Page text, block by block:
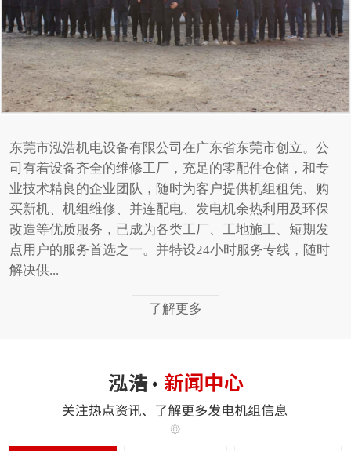
东莞市泓浩机电设备有限公司在广东省东莞市创立。公
司有着设备齐全的维修工厂，充足的零配件仓储，和专
业技术精良的企业团队，随时为客户提供机组租凭、购
买新机、机组维修、并连配电、发电机余热利用及环保
改造等优质服务，已成为各类工厂、工地施工、短期发
点用户的服务首选之一。并特设24小时服务专线，随时
解决供...
了解更多